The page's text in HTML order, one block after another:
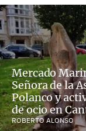
Mercado
Señora de la
Polanco y
de ocio en
ROBERTO ALONSO